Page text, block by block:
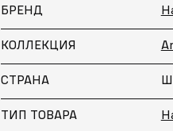
БРЕНД
КОЛЛЕКЦИЯ
СТРАНА
ТИП ТОВАРА